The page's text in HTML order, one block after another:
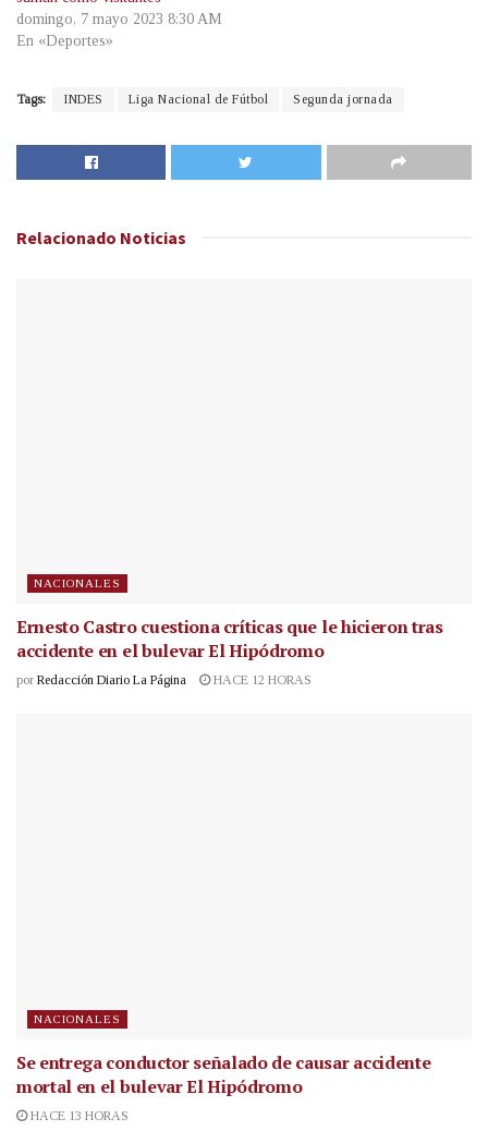
domingo, 7 mayo 2023 8:30 AM
En «Deportes»
Tags: INDES Liga Nacional de Fútbol Segunda jornada
Relacionado Noticias
NACIONALES
Ernesto Castro cuestiona críticas que le hicieron tras
accidente en el bulevar El Hipódromo
por Redacción Diario La Página HACE 12 HORAS
NACIONALES
Se entrega conductor señalado de causar accidente
mortal en el bulevar El Hipódromo
HACE 13 HORAS